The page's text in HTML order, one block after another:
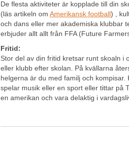
De flesta aktiviteter är kopplade till din
(läs artikeln om Amerikansk football ) ,
och dans eller mer akademiska klubbar
erbjuder allt allt från FFA (Future
Fritid:
Stor del av din fritid kretsar runt skoaln i
eller klubb efter skolan. På kvällarna
helgerna är du med familj och
spelar musik eller en sport eller tittar på
en amerikan och vara delaktig i